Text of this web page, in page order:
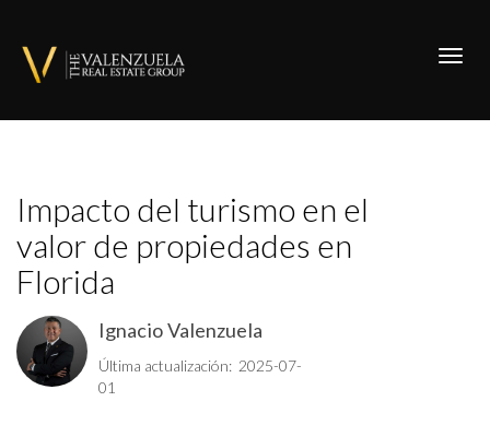
Impacto del turismo en el
valor de propiedades en
Florida
Ignacio Valenzuela
Última actualización: 2025-07-
01